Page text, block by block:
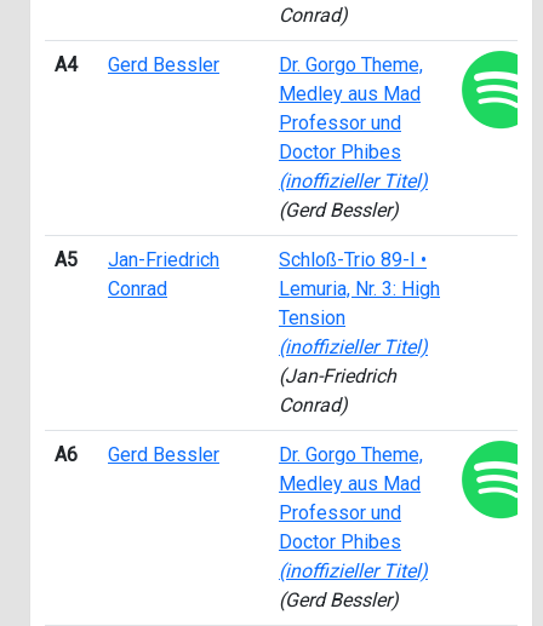
Conrad)
A4 Gerd Bessler
Dr. Gorgo Theme,
Medley aus Mad
Professor und
Doctor Phibes
(inoffizieller Titel)
(Gerd Bessler)
A5
Jan-Friedrich
Conrad
Schloß-Trio 89-I •
Lemuria, Nr. 3: High
Tension
(inoffizieller Titel)
(Jan-Friedrich
Conrad)
A6 Gerd Bessler
Dr. Gorgo Theme,
Medley aus Mad
Professor und
Doctor Phibes
(inoffizieller Titel)
(Gerd Bessler)